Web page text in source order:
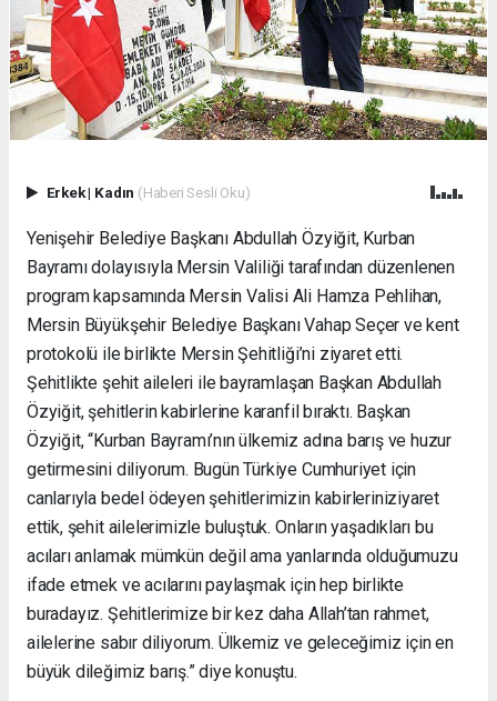
Erkek| Kadın (Haberi Sesli Oku)
Yenişehir Belediye Başkanı Abdullah Özyiğit, Kurban
Bayramı dolayısıyla Mersin Valiliği tarafından düzenlenen
program kapsamında Mersin Valisi Ali Hamza Pehlihan,
Mersin Büyükşehir Belediye Başkanı Vahap Seçer ve kent
protokolü ile birlikte Mersin Şehitliği’ni ziyaret etti.
Şehitlikte şehit aileleri ile bayramlaşan Başkan Abdullah
Özyiğit, şehitlerin kabirlerine karanfil bıraktı. Başkan
Özyiğit, “Kurban Bayramı’nın ülkemiz adına barış ve huzur
getirmesini diliyorum. Bugün Türkiye Cumhuriyet için
canlarıyla bedel ödeyen şehitlerimizin kabirleriniziyaret
ettik, şehit ailelerimizle buluştuk. Onların yaşadıkları bu
acıları anlamak mümkün değil ama yanlarında olduğumuzu
ifade etmek ve acılarını paylaşmak için hep birlikte
buradayız. Şehitlerimize bir kez daha Allah’tan rahmet,
ailelerine sabır diliyorum. Ülkemiz ve geleceğimiz için en
büyük dileğimiz barış.” diye konuştu.